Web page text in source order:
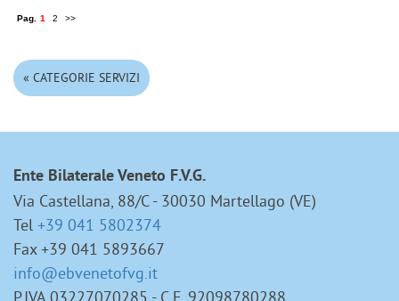
Pag. 1 2 >>
« CATEGORIE SERVIZI
Ente Bilaterale Veneto F.V.G.
Via Castellana, 88/C - 30030 Martellago (VE)
Tel +39 041 5802374
Fax +39 041 5893667
info@ebvenetofvg.it
P.IVA 03227070285 - C.F. 92098780288